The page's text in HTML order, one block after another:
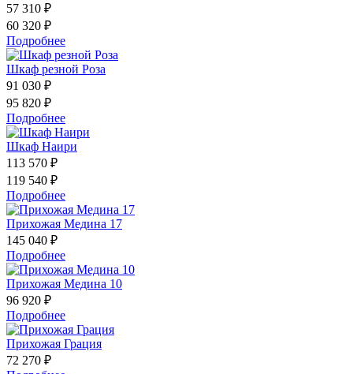
57 310 ₽
60 320 ₽
Подробнее
Шкаф резной Роза
91 030 ₽
95 820 ₽
Подробнее
Шкаф Наири
113 570 ₽
119 540 ₽
Подробнее
Прихожая Медина 17
145 040 ₽
Подробнее
Прихожая Медина 10
96 920 ₽
Подробнее
Прихожая Грация
72 270 ₽